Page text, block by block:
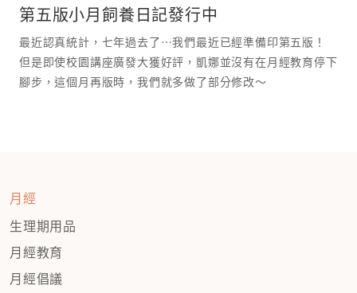
第五版小月飼養日記發行中
最近認真統計，七年過去了⋯我們最近已經準備印第五版！
但是即使校園講座廣發大獲好評，凱娜並沒有在月經教育停下
腳步，這個月再版時，我們就多做了部分修改～
月經
生理期用品
月經教育
月經倡議